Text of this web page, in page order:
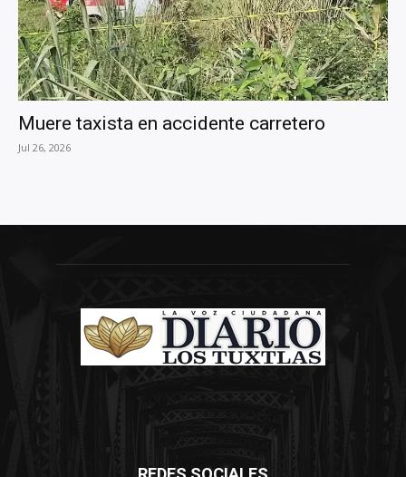
Muere taxista en accidente carretero
Jul 26, 2026